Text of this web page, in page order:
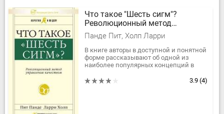
Что такое "Шесть сигм"?
Революционный метод
управления качеством
Панде Пит, Холп Ларри
В книге авторы в доступной и понятной
форме рассказывают об одной из
наиболее популярных концепций в
сигмах". Использование этого...
3.9 (4)